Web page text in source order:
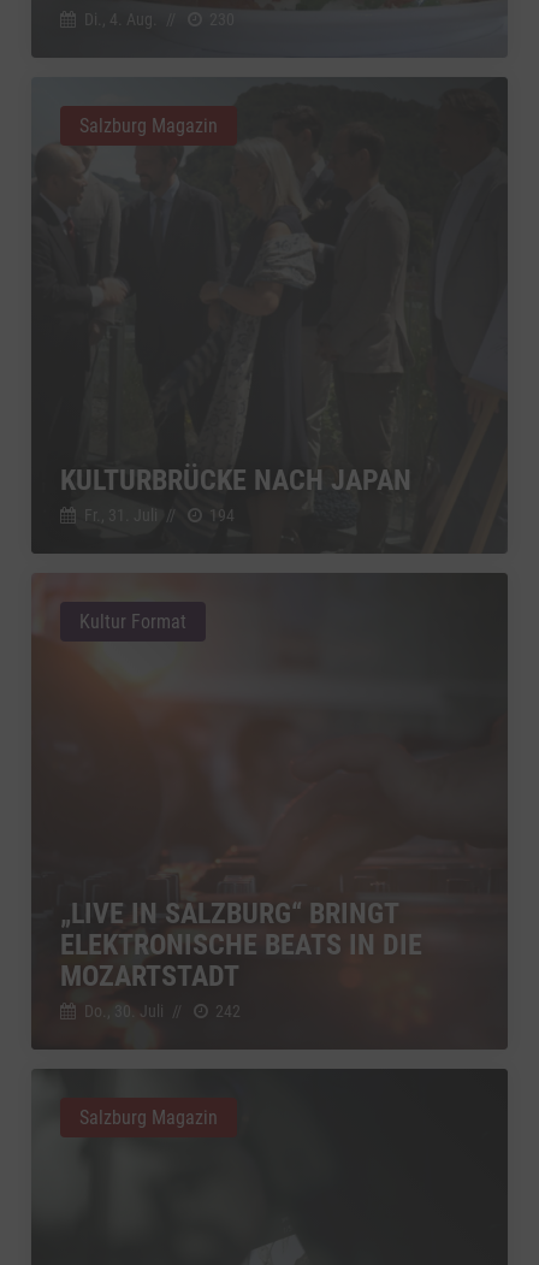
Di., 4. Aug.
KULTURBRÜCKE NACH JAPAN
Fr., 31. Juli // 194
Salzburg Magazin
„LIVE IN SALZBURG“ BRINGT
ELEKTRONISCHE BEATS IN DIE
MOZARTSTADT
Do., 30. Juli // 242
Kultur Format
Salzburg Magazin